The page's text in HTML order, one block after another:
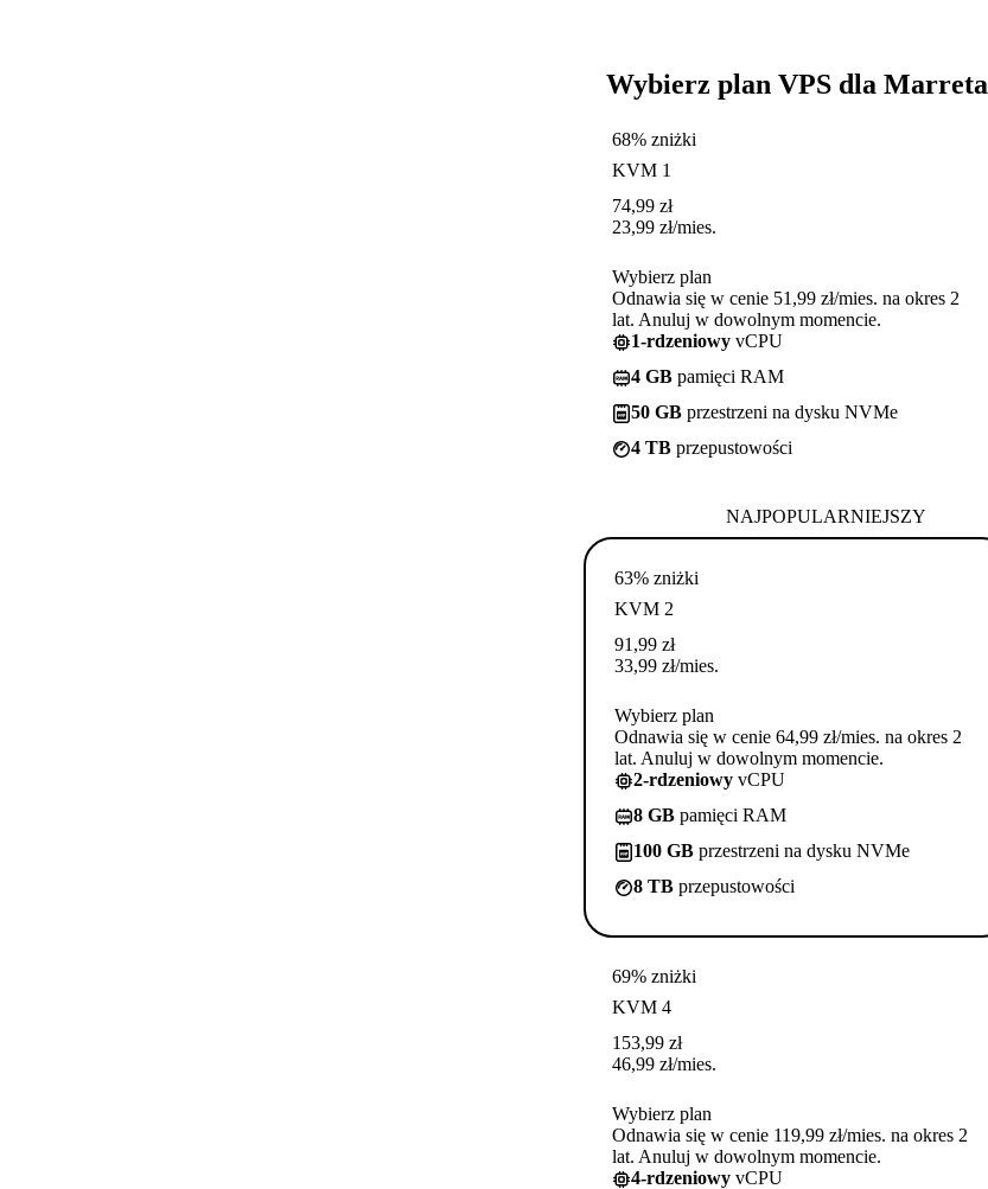
Wybierz plan VPS dla Marreta
68% zniżki
KVM 1
74,99 zł
23,99 zł/mies.
Wybierz plan
Odnawia się w cenie 51,99 zł/mies. na okres 2
lat. Anuluj w dowolnym momencie.
1-rdzeniowy vCPU
4 GB pamięci RAM
50 GB przestrzeni na dysku NVMe
4 TB przepustowości
NAJPOPULARNIEJSZY
63% zniżki
KVM 2
91,99 zł
33,99 zł/mies.
Wybierz plan
Odnawia się w cenie 64,99 zł/mies. na okres 2
lat. Anuluj w dowolnym momencie.
2-rdzeniowy vCPU
8 GB pamięci RAM
100 GB przestrzeni na dysku NVMe
8 TB przepustowości
69% zniżki
KVM 4
153,99 zł
46,99 zł/mies.
Wybierz plan
Odnawia się w cenie 119,99 zł/mies. na okres 2
lat. Anuluj w dowolnym momencie.
4-rdzeniowy vCPU